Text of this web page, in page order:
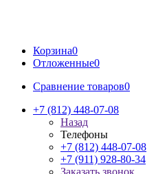
Корзина0
Отложенные0
Сравнение товаров0
+7 (812) 448-07-08
Назад
Телефоны
+7 (812) 448-07-08
+7 (911) 928-80-34
Заказать звонок